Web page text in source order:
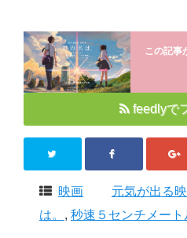
この記事
feedlyで
映画 元気が出る
は。 , 秒速５センチメート